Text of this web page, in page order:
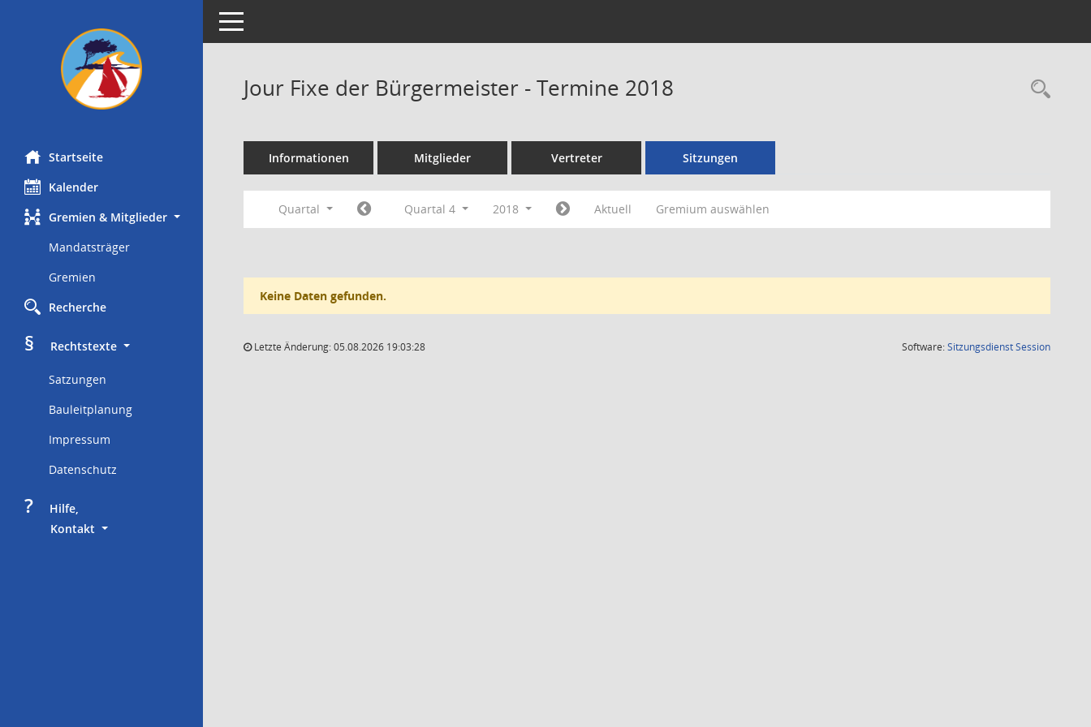
Startseite
Kalender
Gremien & Mitglieder
Mandatsträger
Gremien
Recherche
§
     Rechtstexte
Satzungen
Bauleitplanung
Impressum
Datenschutz
?
     Hilfe,
Kontakt
Toggle navigation
Jour Fixe der Bürgermeister - Termine 2018
Informationen Mitglieder Vertreter Sitzungen
Quartal Quartal 4 2018 Aktuell Gremium auswählen
Keine Daten gefunden.
Letzte Änderung: 05.08.2026 19:03:28 Software:SitzungsdienstSession(Wird in